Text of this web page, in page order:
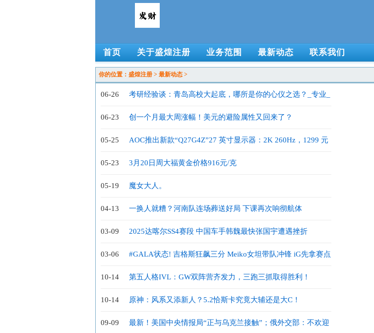
首页 关于盛煌注册 业务范围 最新动态 联系我们
你的位置： 盛煌注册 > 最新动态 >
06-26 考研经验谈：青岛高校大起底，哪所是你的心仪之选？_专业_
06-23 创一个月最大周涨幅！美元的避险属性又回来了？
05-25 AOC推出新款“Q27G4Z”27 英寸显示器：2K 260Hz，1299 元
05-23 3月20日周大福黄金价格916元/克
05-19 魔女大人。
04-13 一换人就糟？河南队连场葬送好局 下课再次响彻航体
03-09 2025达喀尔SS4赛段 中国车手韩魏最快张国宇遭遇挫折
03-06 #GALA状态! 吉格斯狂飙三分 Meiko女坦带队冲锋 iG先拿赛点
10-14 第五人格IVL：GW双阵营齐发力，三跑三抓取得胜利！
10-14 原神：风系又添新人？5.2恰斯卡究竟大辅还是大C！
09-09 最新！美国中央情报局“正与乌克兰接触”；俄外交部：不欢迎